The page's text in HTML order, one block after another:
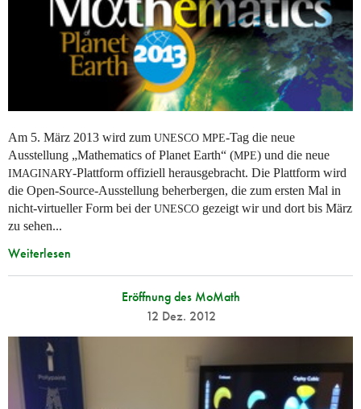
Am 5. März 2013 wird zum UNESCO MPE-Tag die neue
Ausstellung „Mathematics of Planet Earth“ (MPE) und die neue
IMAGINARY-Plattform offiziell herausgebracht. Die Plattform wird
die Open-Source-Ausstellung beherbergen, die zum ersten Mal in
nicht-virtueller Form bei derUNESCO gezeigt wir und dort bis März
zu sehen...
Weiterlesen
Eröffnung des MoMath
12 Dez. 2012